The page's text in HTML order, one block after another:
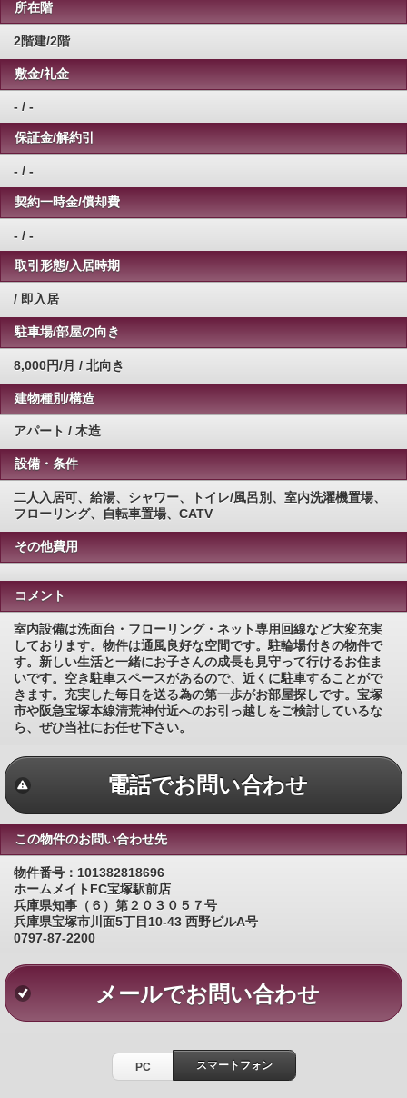
所在階
2階建/2階
敷金/礼金
- / -
保証金/解約引
- / -
契約一時金/償却費
- / -
取引形態/入居時期
/ 即入居
駐車場/部屋の向き
8,000円/月 / 北向き
建物種別/構造
アパート / 木造
設備・条件
二人入居可、給湯、シャワー、トイレ/風呂別、室内洗濯機置場、
フローリング、自転車置場、CATV
その他費用
コメント
室内設備は洗面台・フローリング・ネット専用回線など大変充実
しております。物件は通風良好な空間です。駐輪場付きの物件で
す。新しい生活と一緒にお子さんの成長も見守って行けるお住ま
いです。空き駐車スペースがあるので、近くに駐車することがで
きます。充実した毎日を送る為の第一歩がお部屋探しです。宝塚
市や阪急宝塚本線清荒神付近へのお引っ越しをご検討しているな
ら、ぜひ当社にお任せ下さい。
電話でお問い合わせ
この物件のお問い合わせ先
物件番号：101382818696
ホームメイトFC宝塚駅前店
兵庫県知事（６）第２０３０５７号
兵庫県宝塚市川面5丁目10-43 西野ビルA号
0797-87-2200
メールでお問い合わせ
PC スマートフォン